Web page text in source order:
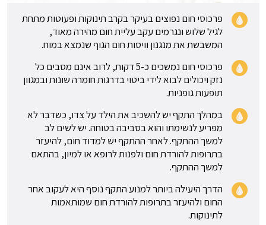
פרכוסי חום נפוצים בעיקר בקרב תינוקות ופעוטות מתחת
לגיל שלוש ונגרמים עקב עליית חום מהירה מאוד,
המשבשת את מנגנון וויסות חום הגוף שנמצא במוח.
פרכוסי חום נמשכים כ-5 דקות, לרוב אינם מסבים כל
נזק ויכולים לבוא לידי ביטוי בדרגות חומרה שונות ובמגוון
תופעות גופניות.
במהלך התקף יש להשכיב את הילד על צדו, כשדבר לא
מפריע לנשימתו והוא בסביבה בטוחה. יש לשים לב
למשך ההתקף. לאחר ההתקף יש למדוד חום, להיעזר
בתרופות להורדת חום ולפנות לרופא או למיון, בהתאם
למשך ההתקף.
הדרך היעילה ביותר למנוע התקף נוסף היא לעקוב אחר
החום ולהיעזר בתרופות להורדת חום שמותאמות
לתינוקות.